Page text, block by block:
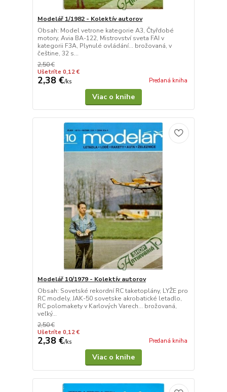
Modelář 1/1982 - Kolektív autorov
Obsah: Model vetrone kategorie A3, Čtyřdobé
motory, Avia BA-122, Mistrovství sveta FAI v
kategorii F3A, Plynulé ovládání... brožovaná, v
češtine, 32 s...
2,50 €
Ušetríte 0,12 €
2,38 €/ks Predaná kniha
Viac o knihe
Modelář 10/1979 - Kolektív autorov
Obsah: Sovetské rekordní RC taketoplány, LYŽE pro
RC modely, JAK-50 sovetske akrobatické letadlo,
RC polomakety v Karlových Varech... brožovaná,
veľký...
2,50 €
Ušetríte 0,12 €
2,38 €/ks Predaná kniha
Viac o knihe